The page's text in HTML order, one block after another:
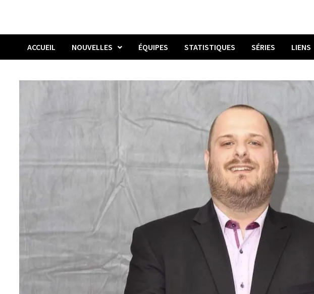
ACCUEIL NOUVELLES ÉQUIPES STATISTIQUES SÉRIES LIENS